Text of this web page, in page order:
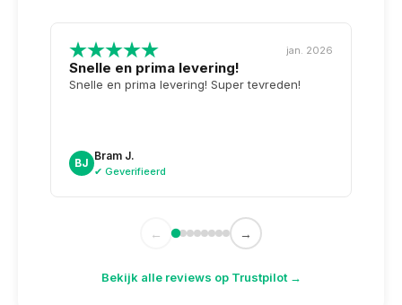
jan. 2026
Snelle en prima levering!
Snelle en prima levering! Super tevreden!
BJ
Bram J.
✔ Geverifieerd
← →
Bekijk alle reviews op Trustpilot →